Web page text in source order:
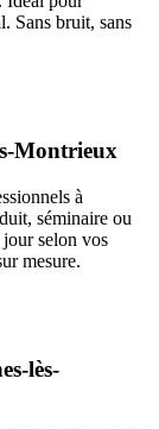
Sans bruit, sans
Montrieux
à
séminaire ou
selon vos
mesure.
lès-